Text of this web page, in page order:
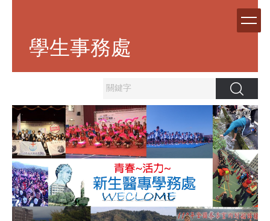
容
學生事務處
搜尋